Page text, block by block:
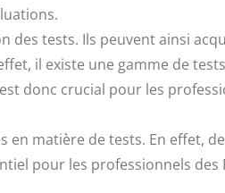
des tests. Ils peuvent ainsi
il existe une gamme de
donc crucial pour les
matière de tests. En effet,
pour les professionnels des